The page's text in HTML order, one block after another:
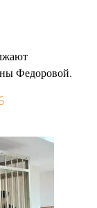
Федоровой.